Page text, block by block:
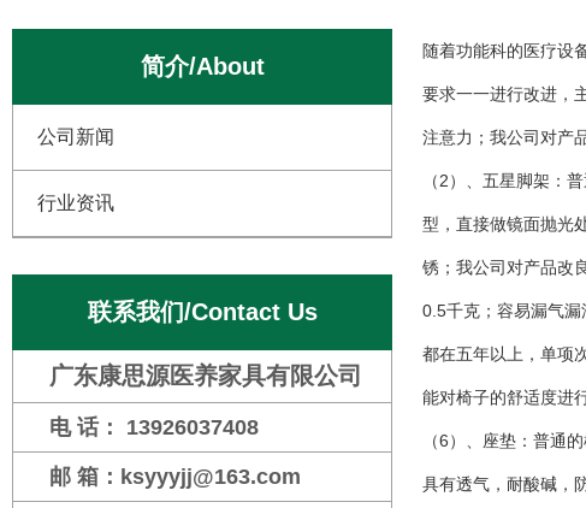
简介/About
公司新闻
行业资讯
联系我们/Contact Us
广东康思源医养家具有限公司
电 话： 13926037408
邮 箱：ksyyyjj@163.com
随着功能科的医疗设
要求一一进行改进，
注意力；我公司对产
（2）、五星脚架：
型，直接做镜面抛光
锈；我公司对产品改
0.5千克；容易漏气
都在五年以上，单项
能对椅子的舒适度进
（6）、座垫：普通
具有透气，耐酸碱，